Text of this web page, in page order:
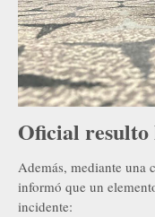
Oficial
Además, mediante una
informó que un
incidente: